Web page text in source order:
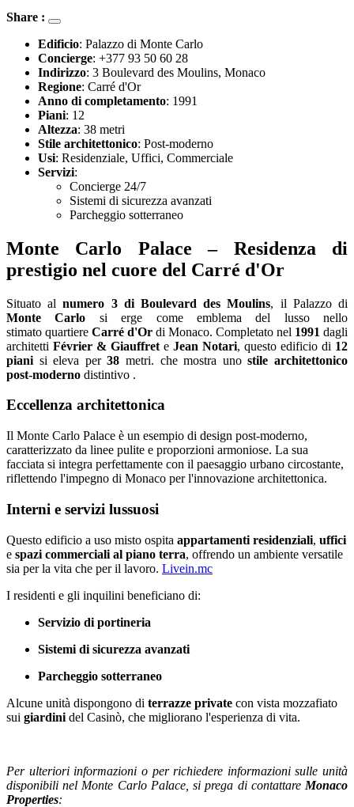
Share :
Edificio: Palazzo di Monte Carlo
Concierge: +377 93 50 60 28
Indirizzo: 3 Boulevard des Moulins, Monaco
Regione: Carré d'Or
Anno di completamento: 1991
Piani: 12
Altezza: 38 metri
Stile architettonico: Post-moderno
Usi: Residenziale, Uffici, Commerciale
Servizi:
Concierge 24/7
Sistemi di sicurezza avanzati
Parcheggio sotterraneo
Monte Carlo Palace – Residenza di
prestigio nel cuore del Carré d'Or
Situato alnumero 3 di Boulevard des Moulins, il Palazzo di
Monte Carlo si erge come emblema del lusso nello
stimato quartiere Carré d'Or di Monaco. Completato nel 1991 dagli
architetti Février & Giauffret e Jean Notari, questo edificio di 12
piani si eleva per38 metri. che mostra unostile architettonico
post-moderno distintivo .
Eccellenza architettonica
Il Monte Carlo Palace è un esempio di design post-moderno,
caratterizzato da linee pulite e proporzioni armoniose. La sua
facciata si integra perfettamente con il paesaggio urbano circostante,
riflettendo l'impegno di Monaco per l'innovazione architettonica.
Interni e servizi lussuosi
Questo edificio a uso misto ospita appartamenti residenziali, uffici
e spazi commerciali al piano terra, offrendo un ambiente versatile
sia per la vita che per il lavoro. Livein.mc
I residenti e gli inquilini beneficiano di:
Servizio di portineria
Sistemi di sicurezza avanzati
Parcheggio sotterraneo
Alcune unità dispongono di terrazze private con vista mozzafiato
sui giardini del Casinò, che migliorano l'esperienza di vita.
Per ulteriori informazioni o per richiedere informazioni sulle unità
disponibili nel Monte Carlo Palace, si prega di contattare Monaco
Properties: